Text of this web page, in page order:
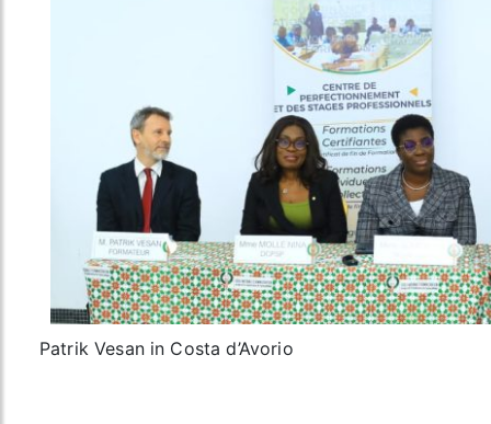
Patrik Vesan in Costa d’Avorio